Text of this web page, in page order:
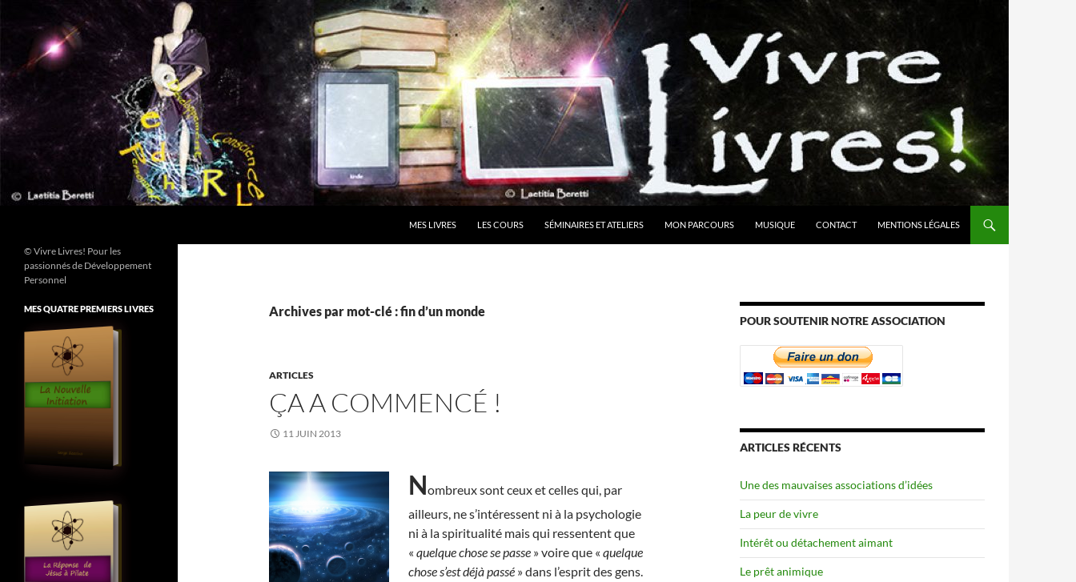
contenu
MES LIVRES LES COURS SÉMINAIRES ET ATELIERS MON PARCOURS MUSIQUE CONTACT MENTIONS LÉGALES
Archives par mot-clé : fin d’un monde
ARTICLES
ÇA A COMMENCÉ !
11 JUIN 2013
Nombreux sont ceux et celles qui, par
ailleurs, ne s’intéressent ni à la psychologie
ni à la spiritualité mais qui ressentent que
« quelque chose se passe » voire que « quelque
chose s’est déjà passé » dans l’esprit des gens.
POUR SOUTENIR NOTRE ASSOCIATION
ARTICLES RÉCENTS
Une des mauvaises associations d’idées
La peur de vivre
Intérêt ou détachement aimant
Le prêt animique
© Vivre Livres! Pour les
passionnés de Développement
Personnel
MES QUATRE PREMIERS LIVRES